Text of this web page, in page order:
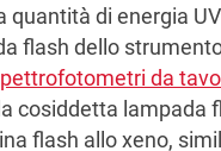
quantità di energia
flash dello
da
cosiddetta lampada
flash allo xeno,